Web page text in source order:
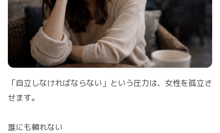
「自立しなければならない」という圧力は、女性を孤立さ
せます。
誰にも頼れない